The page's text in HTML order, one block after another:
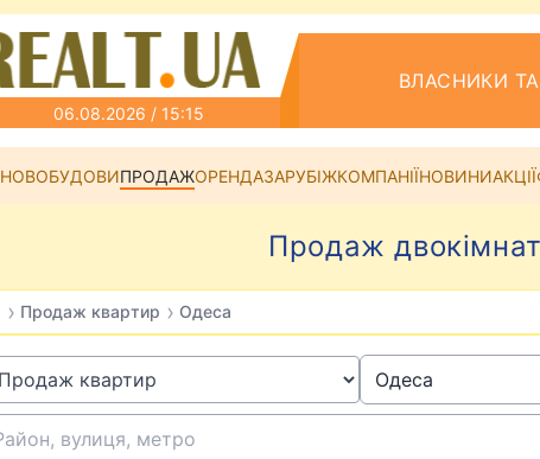
06.08.2026 / 15:15
ВЛАСНИКИ ТА
НОВОБУДОВИПРОДАЖОРЕНДАЗАРУБІЖКОМПАНІЇНОВИНИАКЦІЇ
Продаж
› Продаж квартир › Одеса